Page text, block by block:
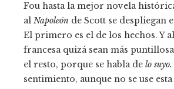
Fou hasta la mejor novela
al Napoleón de Scott se despliegan
El primero es el de los hechos. Y
francesa quizá sean más
el resto, porque se habla de lo suyo.
sentimiento, aunque no se use